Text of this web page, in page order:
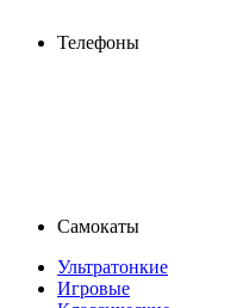
Телефоны
Самокаты
Ультратонкие
Игровые